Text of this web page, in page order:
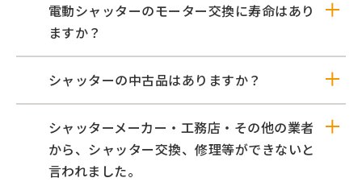
電動シャッターのモーター交換に寿命はあり
ますか？
シャッターの中古品はありますか？
シャッターメーカー・工務店・その他の業者
から、シャッター交換、修理等ができないと
言われました。